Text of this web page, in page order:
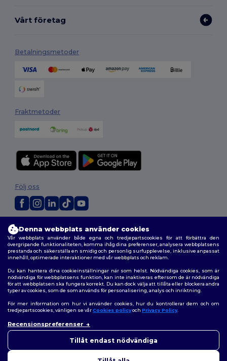
Vårt företag
Betalningsmetoder
Fraktmetoder
2026. Alla rättigheter förbehållna
Allmänna Villkor| Anpassad policy | Integritetspolicy
Policy för cookies
|Karta över webbplatsen
Följ oss
Denna webbplats använder cookies
Vår webbplats använder både egna och tredjepartscookies för att förbättra den
övergripande funktionaliteten, komma ihåg dina preferenser, analysera webbplatsens
prestanda och säkerställa en smidig och personlig surfupplevelse, inklusive anpassat
innehåll, optimerade interaktioner med vår webbplats och reklam.
Du kan hantera dina cookieinställningar när som helst. Nödvändiga cookies, som är
nödvändiga för webbplatsens funktion, kan inte inaktiveras eftersom de är nödvändiga
för att webbplatsen ska fungera korrekt. Du kan dock välja att tillåta eller blockera andra
typer av cookies, som de som används för personalisering, analys och inriktning.
För mer information om hur vi använder cookies, hur du kontrollerar dem och om
tredjepartscookies, vänligen se vårCookies policyoch Privacy Policy.
Recensionspreferenser
Tillåt endast nödvändiga